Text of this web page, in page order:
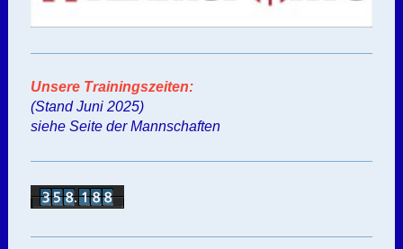
Unsere Trainingszeiten:
(Stand Juni 2025)
siehe Seite der Mannschaften